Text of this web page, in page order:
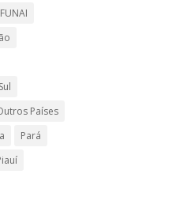
FUNAI
Países
Pará